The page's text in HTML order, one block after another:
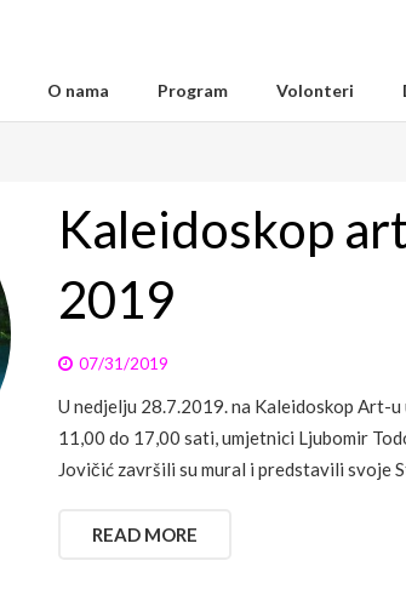
O nama Program Volonteri
Kaleidoskop
2019
07/31/2019
U nedjelju 28.7.2019. na Kaleidoskop Art-u
11,00 do 17,00 sati, umjetnici Ljubomir
Jovičić završili su mural i predstavili svoje
READ MORE